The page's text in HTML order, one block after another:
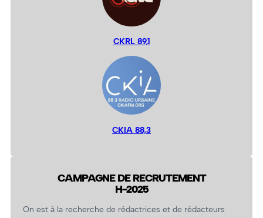
CKRL 89,1
CKIA 88,3
CAMPAGNE DE RECRUTEMENT
H-2025
On est à la recherche de rédactrices et de rédacteurs